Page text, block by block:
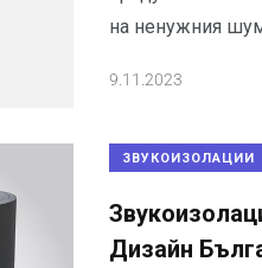
на ненужния
9.11.2023
ЗВУКОИЗОЛАЦИИ
Дизайн